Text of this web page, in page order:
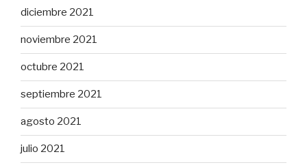
diciembre 2021
noviembre 2021
octubre 2021
septiembre 2021
agosto 2021
julio 2021